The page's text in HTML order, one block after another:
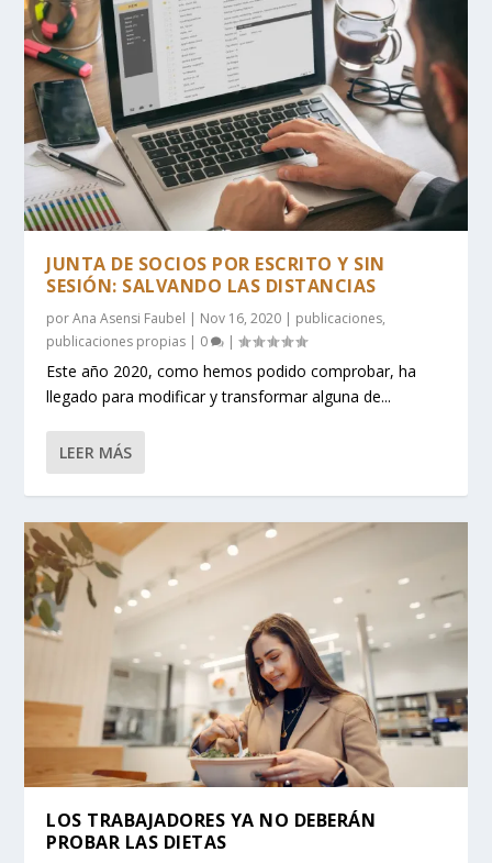
JUNTA DE SOCIOS POR ESCRITO Y SIN
SESIÓN: SALVANDO LAS DISTANCIAS
porAna Asensi Faubel | Nov 16, 2020 | publicaciones,
publicaciones propias | 0 |
Este año 2020, como hemos podido comprobar, ha
llegado para modificar y transformar alguna de...
LEER MÁS
LOS TRABAJADORES YA NO DEBERÁN
PROBAR LAS DIETAS